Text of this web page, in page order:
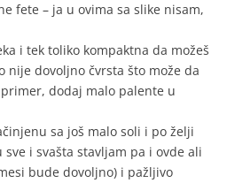
fete – ja u ovima sa slike nisam,
i tek toliko kompaktna da možeš
nije dovoljno čvrsta što može da
dodaj malo palente u
sa još malo soli i po želji
i svašta stavljam pa i ovde ali
bude dovoljno) i pažljivo